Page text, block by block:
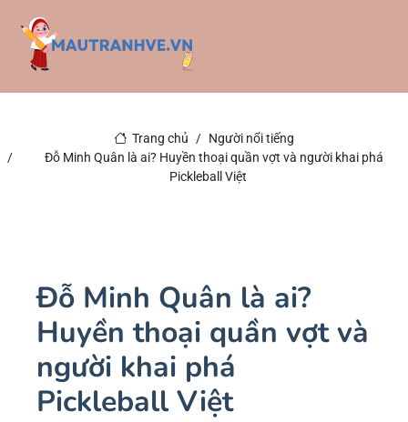
Trang chủ
Người nổi tiếng
Đỗ Minh Quân là ai? Huyền thoại quần vợt và người khai phá
Pickleball Việt
Đỗ Minh Quân là ai?
Huyền thoại quần vợt và
người khai phá
Pickleball Việt